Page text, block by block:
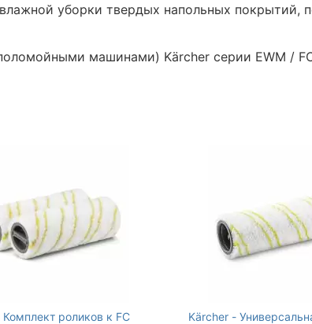
уборки твердых напольных покрытий,
машинами) Kärcher серии EWM /
роликов к FC
Kärcher -